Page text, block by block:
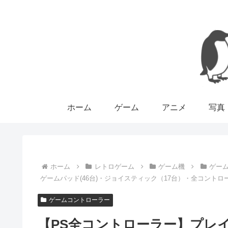
ホーム ゲーム アニメ 写真
ホーム レトロゲーム ゲーム機
ゲー
ゲームパッド(46台)・ジョイスティック（17台）・全コントロ
ゲームコントローラー
【PS全コントローラー】プ